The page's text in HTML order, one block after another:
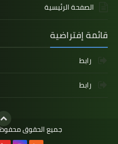
الصفحة الرئيسية
قائمة إفتراضية
رابط
رابط
جميع الحقوق